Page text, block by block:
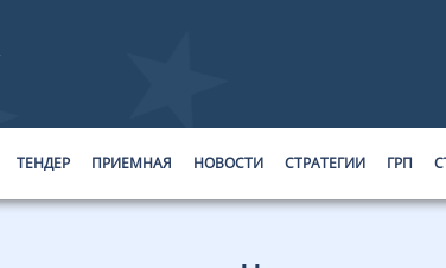
ТЕНДЕР ПРИЕМНАЯ НОВОСТИ СТРАТЕГИИ ГРП